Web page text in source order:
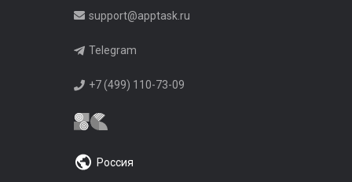
support@apptask.ru
Telegram
+7 (499) 110-73-09
Россия